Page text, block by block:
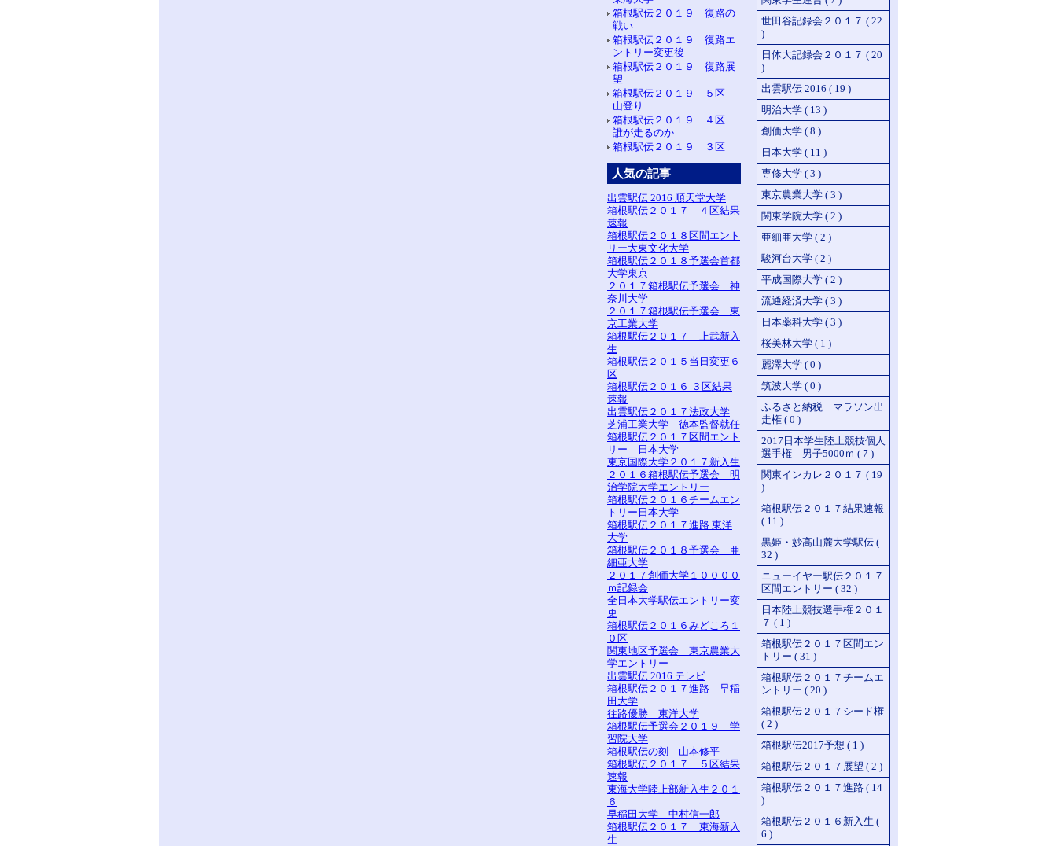
箱根駅伝２０１９ 復路の
戦い
箱根駅伝２０１９ 復路エ
ントリー変更後
箱根駅伝２０１９ 復路展
望
箱根駅伝２０１９ ５区
山登り
箱根駅伝２０１９ ４区
誰が走るのか
箱根駅伝２０１９ ３区
人気の記事
出雲駅伝 2016 順天堂大学
箱根駅伝２０１７ ４区結果
速報
箱根駅伝２０１８区間エント
リー大東文化大学
箱根駅伝２０１８予選会首都
大学東京
２０１７箱根駅伝予選会 神
奈川大学
２０１７箱根駅伝予選会 東
京工業大学
箱根駅伝２０１７ 上武新入
生
箱根駅伝２０１５当日変更６
区
箱根駅伝２０１６ ３区結果
速報
出雲駅伝２０１７法政大学
芝浦工業大学 徳本監督就任
箱根駅伝２０１７区間エント
リー 日本大学
東京国際大学２０１７新入生
２０１６箱根駅伝予選会 明
治学院大学エントリー
箱根駅伝２０１６チームエン
トリー日本大学
箱根駅伝２０１７進路 東洋
大学
箱根駅伝２０１８予選会 亜
細亜大学
２０１７創価大学１００００
ｍ記録会
全日本大学駅伝エントリー変
更
箱根駅伝２０１６みどころ１
０区
関東地区予選会 東京農業大
学エントリー
出雲駅伝 2016 テレビ
箱根駅伝２０１７進路 早稲
田大学
往路優勝 東洋大学
箱根駅伝予選会２０１９ 学
習院大学
箱根駅伝の刻 山本修平
箱根駅伝２０１７ ５区結果
速報
東海大学陸上部新入生２０１
６
早稲田大学 中村信一郎
箱根駅伝２０１７ 東海新入
生
世田谷記録会２０１７ ( 22
)
日体大記録会２０１７ ( 20
)
出雲駅伝 2016 ( 19 )
明治大学 ( 13 )
創価大学 ( 8 )
日本大学 ( 11 )
専修大学 ( 3 )
東京農業大学 ( 3 )
関東学院大学 ( 2 )
亜細亜大学 ( 2 )
駿河台大学 ( 2 )
平成国際大学 ( 2 )
流通経済大学 ( 3 )
日本薬科大学 ( 3 )
桜美林大学 ( 1 )
麗澤大学 ( 0 )
筑波大学 ( 0 )
ふるさと納税 マラソン出
走権 ( 0 )
2017日本学生陸上競技個人
選手権 男子5000ｍ ( 7 )
関東インカレ２０１７ ( 19
)
箱根駅伝２０１７結果速報
( 11 )
黒姫・妙高山麓大学駅伝 (
32 )
ニューイヤー駅伝２０１７
区間エントリー ( 32 )
日本陸上競技選手権２０１
７ ( 1 )
箱根駅伝２０１７区間エン
トリー ( 31 )
箱根駅伝２０１７チームエ
ントリー ( 20 )
箱根駅伝２０１７シード権
( 2 )
箱根駅伝2017予想 ( 1 )
箱根駅伝２０１７展望 ( 2 )
箱根駅伝２０１７進路 ( 14
)
箱根駅伝２０１６新入生 (
6 )